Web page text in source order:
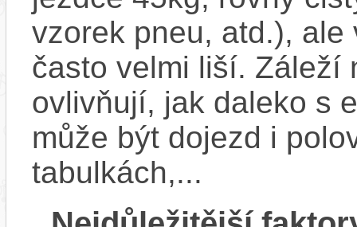
vzorek pneu, atd.),
často velmi liší. Záleží
ovlivňují, jak daleko s
může být dojezd i
tabulkách,...